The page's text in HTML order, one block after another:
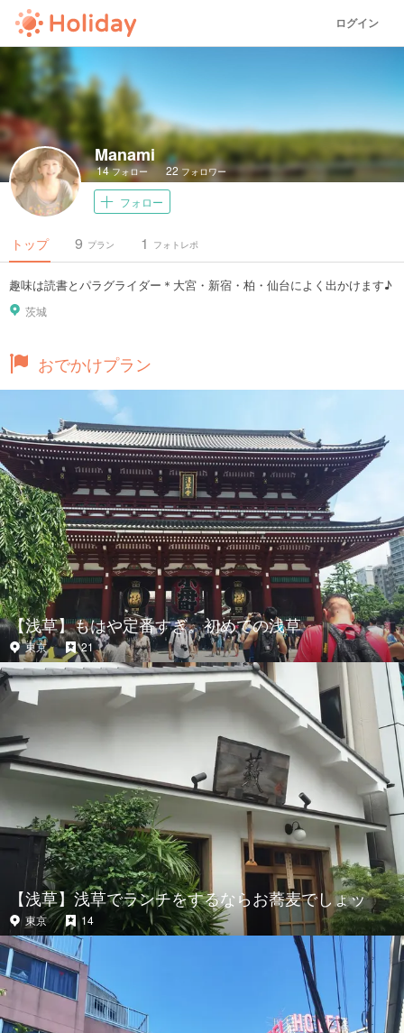
ログイン
Manami
14フォロー 22 フォロワー
フォロー
トップ プラン
9 フォトレポ
1
趣味は読書とパラグライダー＊大宮・新宿・柏・仙台によく出かけます♪
茨城
おでかけプラン
【浅草】もはや定番すぎ。初めての浅草
東京 21
【浅草】浅草でランチをするならお蕎麦でしょッ
東京 14